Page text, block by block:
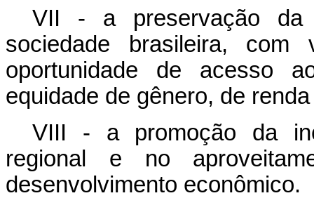
VII - a preservação da
sociedade brasileira,
oportunidade de acesso
equidade de gênero, de
VIII - a promoção da
regional e no
desenvolvimento econômico.